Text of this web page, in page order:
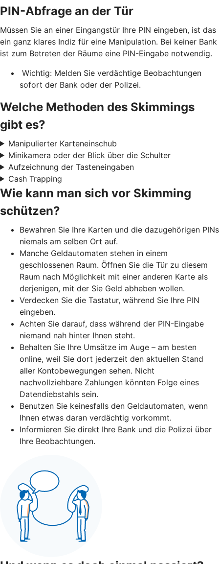
PIN-Abfrage an der Tür
Müssen Sie an einer Eingangstür Ihre PIN eingeben, ist das
ein ganz klares Indiz für eine Manipulation. Bei keiner Bank
ist zum Betreten der Räume eine PIN-Eingabe notwendig.
Wichtig: Melden Sie verdächtige Beobachtungen
sofort der Bank oder der Polizei.
Welche Methoden des Skimmings
gibt es?
Manipulierter Karteneinschub
Minikamera oder der Blick über die Schulter
Aufzeichnung der Tasteneingaben
Cash Trapping
Wie kann man sich vor Skimming
schützen?
Bewahren Sie Ihre Karten und die dazugehörigen PINs
niemals am selben Ort auf.
Manche Geldautomaten stehen in einem
geschlossenen Raum. Öffnen Sie die Tür zu diesem
Raum nach Möglichkeit mit einer anderen Karte als
derjenigen, mit der Sie Geld abheben wollen.
Verdecken Sie die Tastatur, während Sie Ihre PIN
eingeben.
Achten Sie darauf, dass während der PIN-Eingabe
niemand nah hinter Ihnen steht.
Behalten Sie Ihre Umsätze im Auge – am besten
online, weil Sie dort jederzeit den aktuellen Stand
aller Kontobewegungen sehen. Nicht
nachvollziehbare Zahlungen könnten Folge eines
Datendiebstahls sein.
Benutzen Sie keinesfalls den Geldautomaten, wenn
Ihnen etwas daran verdächtig vorkommt.
Informieren Sie direkt Ihre Bank und die Polizei über
Ihre Beobachtungen.